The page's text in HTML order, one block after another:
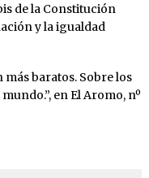
de la Constitución
y la igualdad
más baratos. Sobre los
en El Aromo, nº